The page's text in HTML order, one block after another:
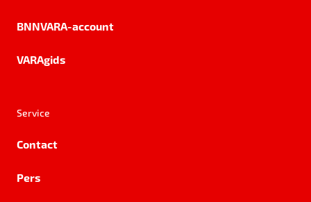
BNNVARA-account
VARAgids
Service
Contact
Pers